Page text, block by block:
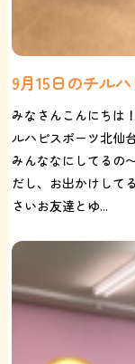
9月15日のチル
みなさんこんにちは
ルハピスポーツ北仙
みんななにしてるの
だし、お出かけして
さいお友達とゆ...